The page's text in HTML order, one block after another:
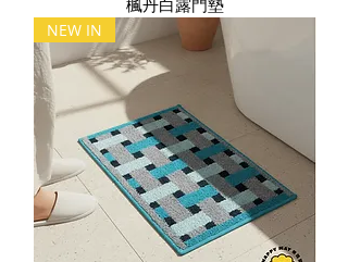
楓丹白露門墊
NEW IN